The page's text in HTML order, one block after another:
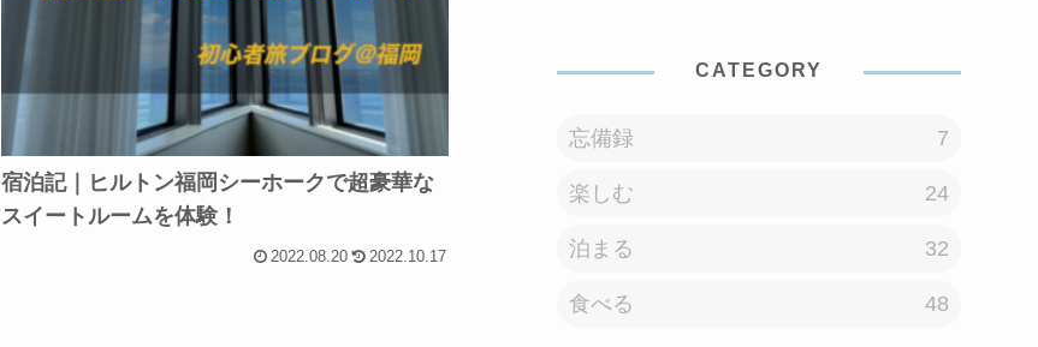
宿泊記｜ヒルトン福岡シーホークで超豪華な
スイートルームを体験！
2022.08.20 2022.10.17
CATEGORY
忘備録 7
楽しむ 24
泊まる 32
食べる 48